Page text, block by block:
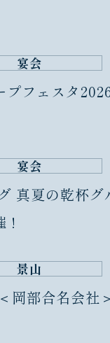
宴会
フェスタ
宴会
真夏の乾杯
!
景山
岡部合名会社